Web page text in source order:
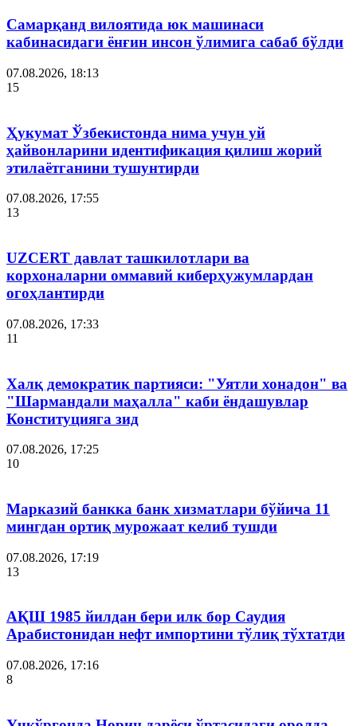
Самарқанд вилоятида юк машинаси
кабинасидаги ёнғин инсон ўлимига сабаб бўлди
07.08.2026, 18:13
15
Ҳукумат Ўзбекистонда нима учун уй
ҳайвонларини идентификация қилиш жорий
этилаётганини тушунтирди
07.08.2026, 17:55
13
UZCERT давлат ташкилотлари ва
корхоналарни оммавий киберҳужумлардан
огоҳлантирди
07.08.2026, 17:33
11
Халқ демократик партияси: "Уятли хонадон" ва
"Шармандали маҳалла" каби ёндашувлар
Конституцияга зид
07.08.2026, 17:25
10
Марказий банкка банк хизматлари бўйича 11
мингдан ортиқ мурожаат келиб тушди
07.08.2026, 17:19
13
АҚШ 1985 йилдан бери илк бор Саудия
Арабистонидан нефт импортини тўлиқ тўхтатди
07.08.2026, 17:16
8